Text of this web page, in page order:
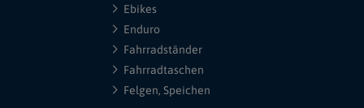
Ebikes
Enduro
Fahrradständer
Fahrradtaschen
Felgen, Speichen